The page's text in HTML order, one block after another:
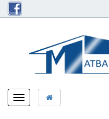
Toggle
navigation